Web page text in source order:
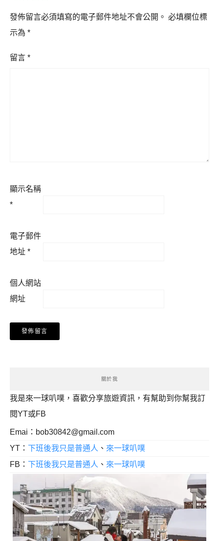
發佈留言必須填寫的電子郵件地址不會公開。 必填欄位標
示為 *
留言 *
顯示名稱
*
電子郵件
地址 *
個人網站
網址
關於我
我是來一球叭噗，喜歡分享旅遊資訊，有幫助到你幫我訂
閱YT或FB
Emai： bob30842@gmail.com
YT： 下班後我只是普通人 、 來一球叭噗
FB： 下班後我只是普通人 、 來一球叭噗